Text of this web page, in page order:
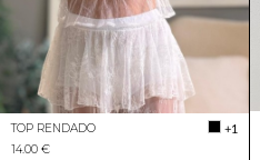
TOP RENDADO
+1
14.00 €